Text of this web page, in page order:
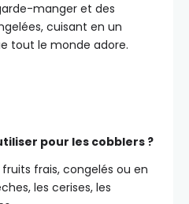
manger et des
cuisant en un
tout le monde adore.
pour les cobblers ?
frais, congelés ou en
les cerises, les